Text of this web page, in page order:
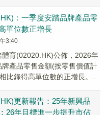
：一季度安踏品牌產品零
單位數正增長
3:40
體育(02020.HK)公佈，2026年
產品零售金額(按零售價值計
比錄得高單位數的正增長。
更新報告：25年新興品
26年目標進一步提升市佔